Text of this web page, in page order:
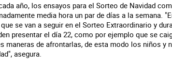
año, los ensayos para el Sorteo de Navidad
media hora un par de días a la semana.
se van a seguir en el Sorteo Extraordinario y
presentar el día 22, como por ejemplo que se
maneras de afrontarlas, de esta modo los niños y
asegura.